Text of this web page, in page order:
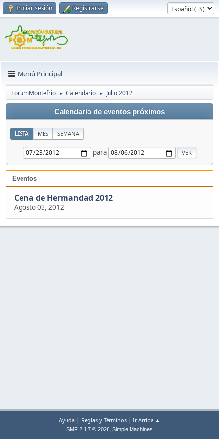
Iniciar sesión Registrarse
Menú Principal
ForumMontefrio ► Calendario ► Julio 2012
Calendario de eventos próximos
LISTA MES SEMANA
para
Eventos
Cena de Hermandad 2012
Agosto 03, 2012
Ayuda | Reglas y Términos | Ir Arriba ▲
SMF 2.1.7 © 2026, Simple Machines